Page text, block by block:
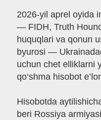
2026-yil aprel oyida
— FIDH, Truth
huquqlari va qonun
byurosi —
uchun chet elliklarni
qo‘shma hisobot
Hisobotda
beri Rossiya